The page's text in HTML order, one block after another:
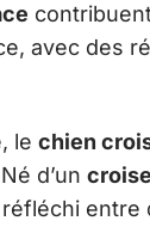
avec des
le chien
d’un
entre